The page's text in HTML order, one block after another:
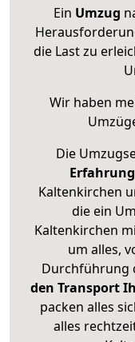
Ein Umzug
die Last zu
Wir haben
Die
Erfahrung
Kaltenkirchen
die ein
Kaltenkirchen
um alles,
Durchführung
den Transport
packen alles
alles